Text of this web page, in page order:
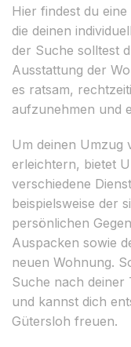
Hier findest du
die deinen
der Suche solltest
Ausstattung der
es ratsam,
aufzunehmen und
Um deinen Umzug
erleichtern, bietet
verschiedene
beispielsweise der
persönlichen
Auspacken sowie
neuen Wohnung.
Suche nach
und kannst dich
Gütersloh freuen.